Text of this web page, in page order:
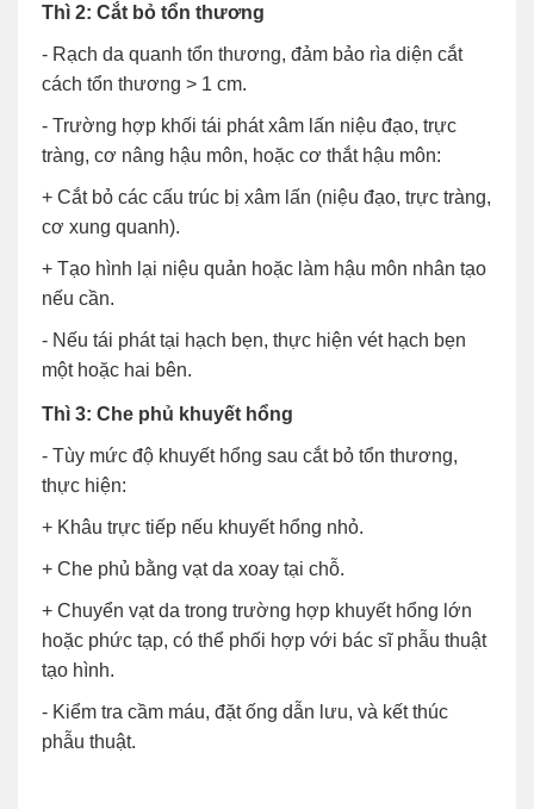
Thì 2: Cắt bỏ tổn thương
- Rạch da quanh tổn thương, đảm bảo rìa diện cắt
cách tổn thương > 1 cm.
- Trường hợp khối tái phát xâm lấn niệu đạo, trực
tràng, cơ nâng hậu môn, hoặc cơ thắt hậu môn:
+ Cắt bỏ các cấu trúc bị xâm lấn (niệu đạo, trực tràng,
cơ xung quanh).
+ Tạo hình lại niệu quản hoặc làm hậu môn nhân tạo
nếu cần.
- Nếu tái phát tại hạch bẹn, thực hiện vét hạch bẹn
một hoặc hai bên.
Thì 3: Che phủ khuyết hổng
- Tùy mức độ khuyết hổng sau cắt bỏ tổn thương,
thực hiện:
+ Khâu trực tiếp nếu khuyết hổng nhỏ.
+ Che phủ bằng vạt da xoay tại chỗ.
+ Chuyển vạt da trong trường hợp khuyết hổng lớn
hoặc phức tạp, có thể phối hợp với bác sĩ phẫu thuật
tạo hình.
- Kiểm tra cầm máu, đặt ống dẫn lưu, và kết thúc
phẫu thuật.